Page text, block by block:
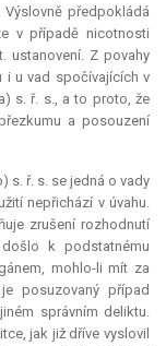
předpokládá
v případě nicotnosti
ustanovení. Z povahy
i u vad spočívajících v
s. ř. s., a to proto, že
a posouzení
s. ř. s. se jedná o vady
nepřichází v úvahu.
zrušení rozhodnutí
k podstatnému
mohlo-li mít za
posuzovaný případ
správním deliktu.
jak již dříve vyslovil